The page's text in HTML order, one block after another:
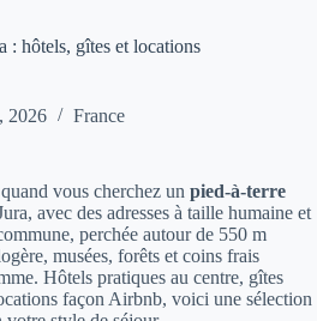
: hôtels, gîtes et locations
2026 France
vous cherchez un pied-à-terre
avec des adresses à taille humaine et
perchée autour de 550 m
musées, forêts et coins frais
Hôtels pratiques au centre, gîtes
façon Airbnb, voici une sélection